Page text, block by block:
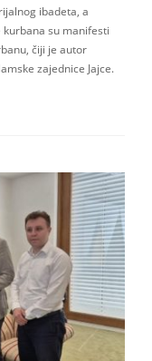
ibadeta, a
su manifesti
čiji je autor
zajednice Jajce.